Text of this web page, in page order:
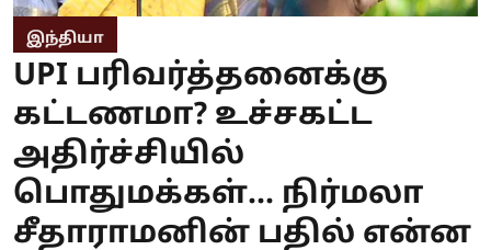
இந்தியா
UPI பரிவர்த்தனைக்கு
கட்டணமா? உச்சகட்ட
அதிர்ச்சியில்
பொதுமக்கள்... நிர்மலா
சீதாராமனின் பதில் என்ன